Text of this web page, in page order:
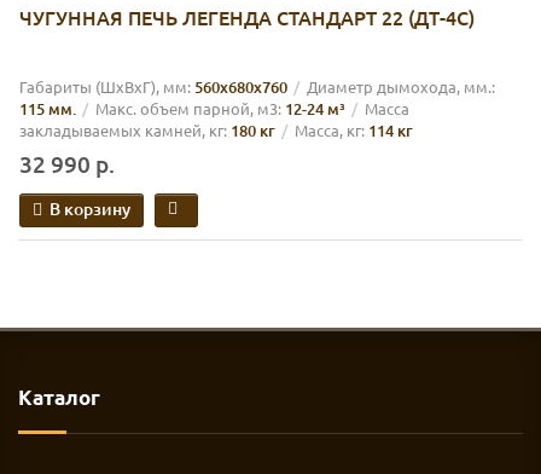
ЧУГУННАЯ ПЕЧЬ ЛЕГЕНДА СТАНДАРТ 22 (ДТ-4С)
Габариты (ШхВхГ), мм:560х680х760 Диаметр дымохода, мм.:
115 мм. Макс. объем парной, м3: 12-24 м³
Масса
закладываемых камней, кг: 180 кг Масса, кг: 114 кг
32 990 р.
В корзину
Каталог